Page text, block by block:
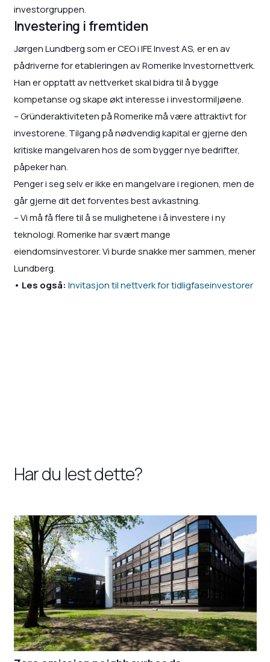
investorgruppen.
Investering i fremtiden
Jørgen Lundberg som er CEO i IFE Invest AS, er en av
pådriverne for etableringen av Romerike Investornettverk.
Han er opptatt av nettverket skal bidra til å bygge
kompetanse og skape økt interesse i investormiljøene.
– Gründeraktiviteten på Romerike må være attraktivt for
investorene. Tilgang på nødvendig kapital er gjerne den
kritiske mangelvaren hos de som bygger nye bedrifter,
påpeker han.
Penger i seg selv er ikke en mangelvare i regionen, men de
går gjerne dit det forventes best avkastning.
– Vi må få flere til å se mulighetene i å investere i ny
teknologi. Romerike har svært mange
eiendomsinvestorer. Vi burde snakke mer sammen, mener
Lundberg.
• Les også: Invitasjon til nettverk for tidligfaseinvestorer
Har du lest dette?